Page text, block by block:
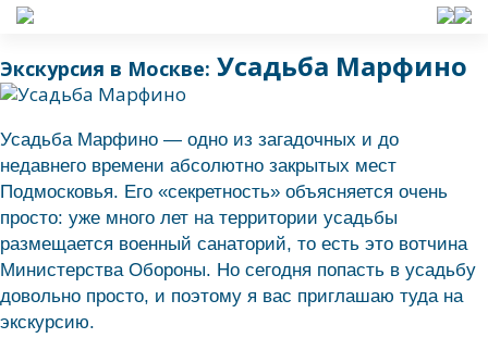
Экскурсия в Москве: Усадьба Марфино
Усадьба Марфино — одно из загадочных и до
недавнего времени абсолютно закрытых мест
Подмосковья. Его «секретность» объясняется очень
просто: уже много лет на территории усадьбы
размещается военный санаторий, то есть это вотчина
Министерства Обороны. Но сегодня попасть в усадьбу
довольно просто, и поэтому я вас приглашаю туда на
экскурсию.